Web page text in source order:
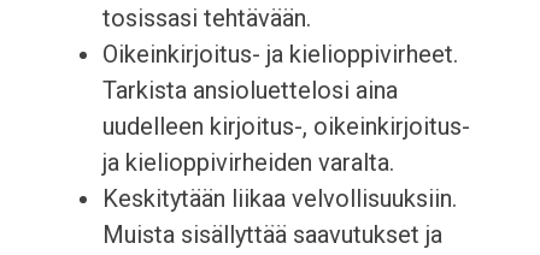
tosissasi tehtävään.
Oikeinkirjoitus- ja kielioppivirheet.
Tarkista ansioluettelosi aina
uudelleen kirjoitus-, oikeinkirjoitus-
ja kielioppivirheiden varalta.
Keskitytään liikaa velvollisuuksiin.
Muista sisällyttää saavutukset ja